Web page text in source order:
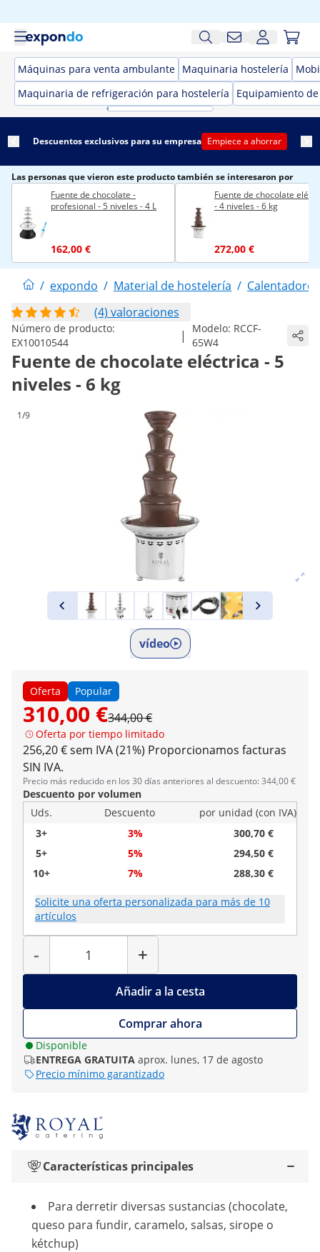
Máquinas para venta ambulante Maquinaria hostelería
Maquinaria de refrigeración para hostelería
Equipamiento
Descuentos exclusivos para su empresa Empiece a ahorrar
Las personas que vieron este producto también se interesaron por
Fuente de chocolate -
profesional - 5 niveles - 4 L
162,00 €
Fuente de chocolate
- 4 niveles - 6 kg
272,00 €
/ expondo / Material de hostelería /
(4) valoraciones
Número de producto:
EX10010544
| Modelo: RCCF-
65W4
Fuente de chocolate eléctrica - 5
niveles - 6 kg
1/9
vídeo
Oferta Popular
310,00 €344,00 €
Oferta por tiempo limitado
256,20 € sem IVA (21%) Proporcionamos facturas
SIN IVA.
Precio más reducido en los 30 días anteriores al descuento: 344,00 €
Descuento por volumen
Uds.
Descuento
por unidad (con IVA)
3+
3%
300,70 €
5+
5%
294,50 €
10+
7% 288,30 €
Solicite una oferta personalizada para más de 10
artículos
-
Cantidad
+
Añadir a la cesta
Comprar ahora
Disponible
ENTREGA GRATUITA aprox. lunes, 17 de agosto
Precio mínimo garantizado
Características principales
Para derretir diversas sustancias (chocolate,
queso para fundir, caramelo, salsas, sirope o
kétchup)